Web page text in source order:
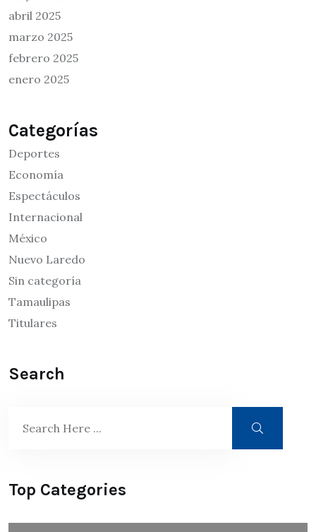
abril 2025
marzo 2025
febrero 2025
enero 2025
Categorías
Deportes
Economía
Espectáculos
Internacional
México
Nuevo Laredo
Sin categoría
Tamaulipas
Titulares
Search
Top Categories